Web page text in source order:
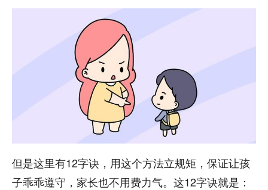
但是这里有12字诀，用这个方法立规矩，保证让孩
子乖乖遵守，家长也不用费力气。这12字诀就是：